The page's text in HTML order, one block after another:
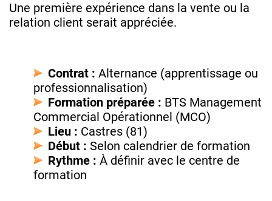
Une première expérience dans la vente ou la
relation client serait appréciée.
Contrat : Alternance (apprentissage ou
professionnalisation)
Formation préparée : BTS Management
Commercial Opérationnel (MCO)
Lieu : Castres (81)
Début : Selon calendrier de formation
Rythme : À définir avec le centre de
formation